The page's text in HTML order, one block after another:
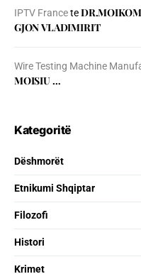
IPTV Francete
GJON VLADIMIRIT
Wire Testing Machine
MOISIU …
Kategoritë
Dëshmorët
Etnikumi Shqiptar
Filozofi
Histori
Krimet